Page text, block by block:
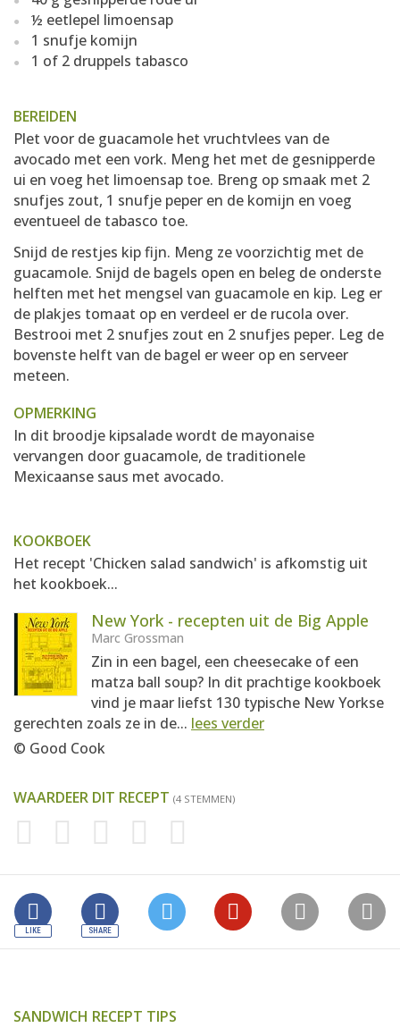
½ eetlepel limoensap
1 snufje komijn
1 of 2 druppels tabasco
BEREIDEN
Plet voor de guacamole het vruchtvlees van de
avocado met een vork. Meng het met de gesnipperde
ui en voeg het limoensap toe. Breng op smaak met 2
snufjes zout, 1 snufje peper en de komijn en voeg
eventueel de tabasco toe.
Snijd de restjes kip fijn. Meng ze voorzichtig met de
guacamole. Snijd de bagels open en beleg de onderste
helften met het mengsel van guacamole en kip. Leg er
de plakjes tomaat op en verdeel er de rucola over.
Bestrooi met 2 snufjes zout en 2 snufjes peper. Leg de
bovenste helft van de bagel er weer op en serveer
meteen.
OPMERKING
In dit broodje kipsalade wordt de mayonaise
vervangen door guacamole, de traditionele
Mexicaanse saus met avocado.
KOOKBOEK
Het recept 'Chicken salad sandwich' is afkomstig uit
het kookboek...
New York - recepten uit de Big Apple
Marc Grossman
Zin in een bagel, een cheesecake of een
matza ball soup? In dit prachtige kookboek
vind je maar liefst 130 typische New Yorkse
gerechten zoals ze in de... lees verder
© Good Cook
WAARDEER DIT RECEPT (4 STEMMEN)
SANDWICH RECEPT TIPS